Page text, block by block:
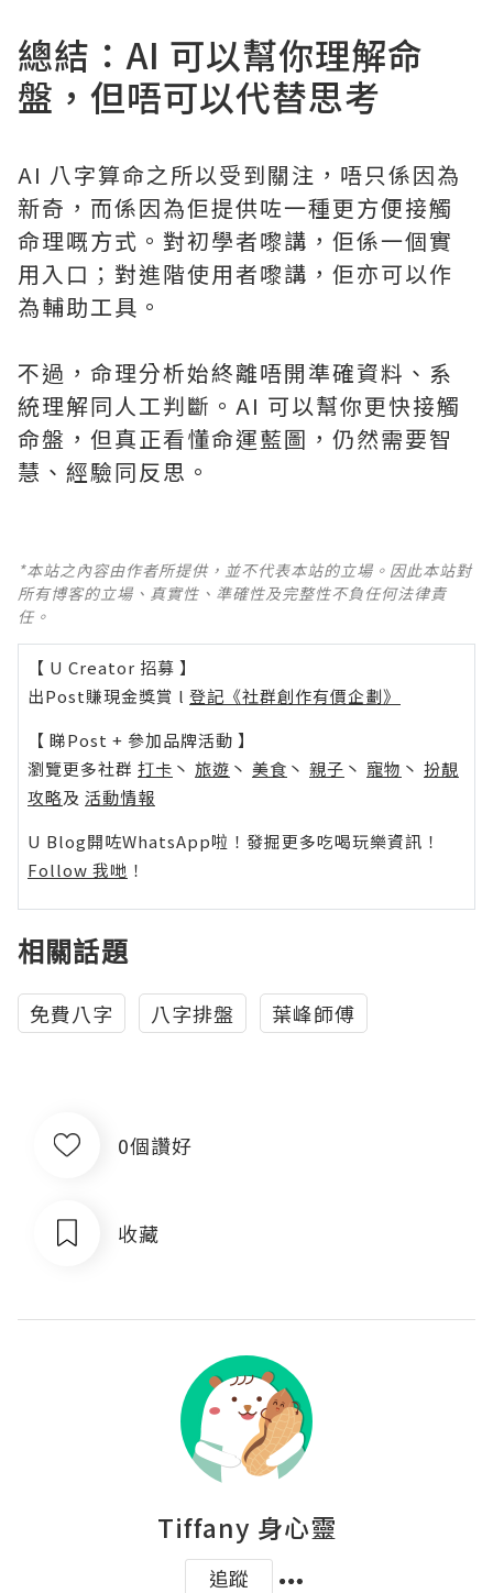
總結：AI 可以幫你理解命
盤，但唔可以代替思考
AI 八字算命之所以受到關注，唔只係因為
新奇，而係因為佢提供咗一種更方便接觸
命理嘅方式。對初學者嚟講，佢係一個實
用入口；對進階使用者嚟講，佢亦可以作
為輔助工具。
不過，命理分析始終離唔開準確資料、系
統理解同人工判斷。AI 可以幫你更快接觸
命盤，但真正看懂命運藍圖，仍然需要智
慧、經驗同反思。
*本站之內容由作者所提供，並不代表本站的立場。因此本站對
所有博客的立場、真實性、準確性及完整性不負任何法律責
任。
【 U Creator 招募 】
出Post賺現金獎賞 l 登記《社群創作有價企劃》
【 睇Post + 參加品牌活動 】
瀏覽更多社群 打卡 丶 旅遊 丶 美食 丶 親子 丶 寵物 丶 扮靚
攻略及 活動情報
U Blog開咗WhatsApp啦！發掘更多吃喝玩樂資訊！
Follow 我哋 ！
相關話題
免費八字 八字排盤 葉峰師傅
0個讚好
收藏
Tiffany 身心靈
追蹤